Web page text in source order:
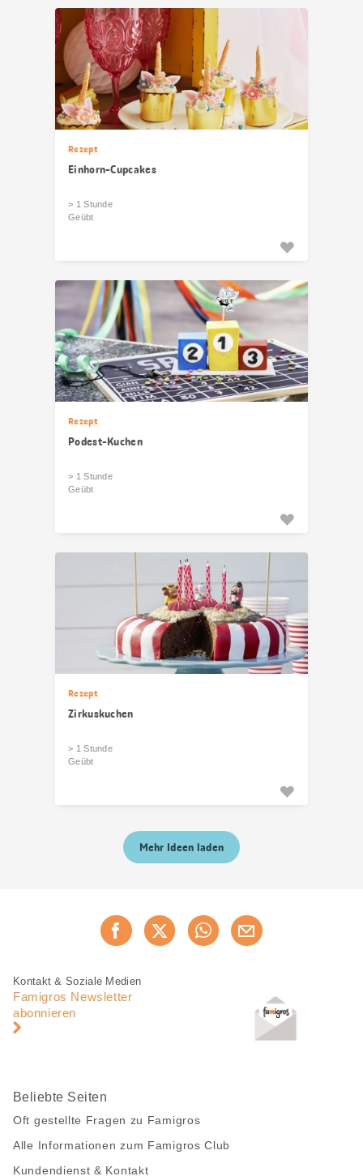
Rezept
Einhorn-Cupcakes
> 1 Stunde
Geübt
Rezept
Podest-Kuchen
> 1 Stunde
Geübt
Rezept
Zirkuskuchen
> 1 Stunde
Geübt
Mehr Ideen laden
Jetzt weiterempfehlen
Fusszeile
Fusszeile
Navigation
Kontakt & Soziale Medien
Famigros Newsletter
abonnieren
Beliebte Seiten
Oft gestellte Fragen zu Famigros
Alle Informationen zum Famigros Club
Kundendienst & Kontakt